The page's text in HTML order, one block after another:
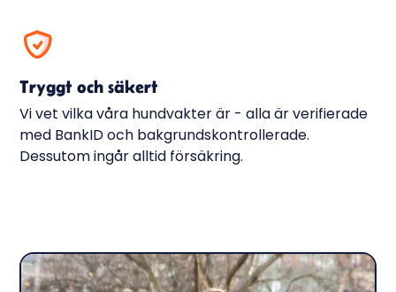
Tryggt och säkert
Vi vet vilka våra hundvakter är - alla är verifierade
med BankID och bakgrundskontrollerade.
Dessutom ingår alltid försäkring.